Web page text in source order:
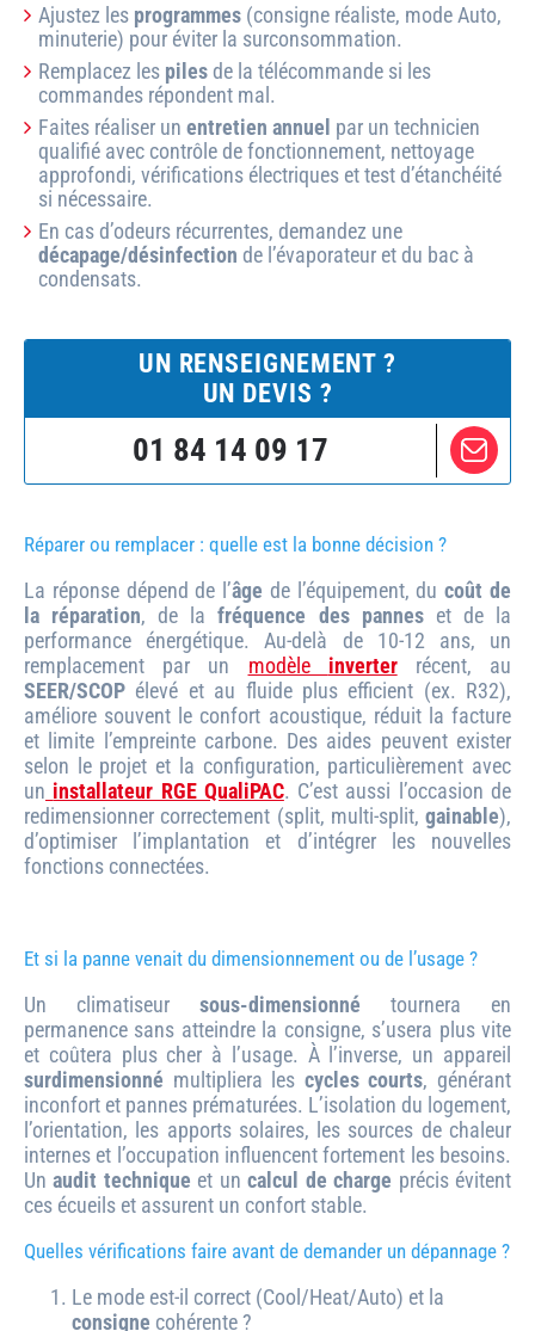
Ajustez les programmes (consigne réaliste, mode Auto,
minuterie) pour éviter la surconsommation.
Remplacez les piles de la télécommande si les
commandes répondent mal.
Faites réaliser un entretien annuel par un technicien
qualifié avec contrôle de fonctionnement, nettoyage
approfondi, vérifications électriques et test d’étanchéité
si nécessaire.
En cas d’odeurs récurrentes, demandez une
décapage/désinfection de l’évaporateur et du bac à
condensats.
UN RENSEIGNEMENT ?
UN DEVIS ?
01 84 14 09 17
Réparer ou remplacer : quelle est la bonne décision ?
La réponse dépend de l’âge de l’équipement, ducoût de
la réparation, de lafréquence des panneset de la
performance énergétique. Au-delà de 10-12 ans, un
remplacement par un modèle inverterrécent, au
SEER/SCOP élevé et au fluide plus efficient (ex. R32),
améliore souvent le confort acoustique, réduit la facture
et limite l’empreinte carbone. Des aides peuvent exister
selon le projet et la configuration, particulièrement avec
un installateur RGE QualiPAC. C’est aussi l’occasion de
redimensionner correctement (split, multi-split, gainable),
d’optimiser l’implantation et d’intégrer les nouvelles
fonctions connectées.
Et si la panne venait du dimensionnement ou de l’usage ?
Un climatiseur sous-dimensionné tournera en
permanence sans atteindre la consigne, s’usera plus vite
et coûtera plus cher à l’usage. À l’inverse, un appareil
surdimensionné multipliera les cycles courts, générant
inconfort et pannes prématurées. L’isolation du logement,
l’orientation, les apports solaires, les sources de chaleur
internes et l’occupation influencent fortement les besoins.
Unaudit technique et uncalcul de charge précis évitent
ces écueils et assurent un confort stable.
Quelles vérifications faire avant de demander un dépannage ?
Le mode est-il correct (Cool/Heat/Auto) et la
consigne cohérente ?